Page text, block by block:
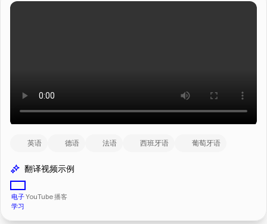
英语 德语 法语 西班牙语 葡萄牙语
翻译视频示例
电子
学习
YouTube 播客